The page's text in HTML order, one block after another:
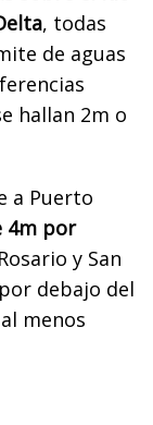
, todas
de aguas
hallan 2m o
a Puerto
4m por
y San
debajo del
menos